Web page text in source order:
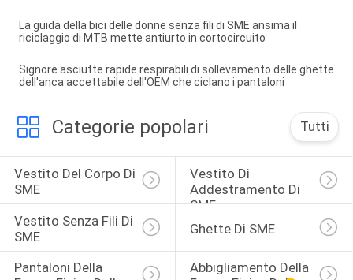
La guida della bici delle donne senza fili di SME ansima il
riciclaggio di MTB mette antiurto in cortocircuito
Signore asciutte rapide respirabili di sollevamento delle ghette
dell'anca accettabile dell'OEM che ciclano i pantaloni
Categorie popolari Tutti
Vestito Del Corpo Di
SME
Vestito Di
Addestramento Di
SME
Vestito Senza Fili Di
SME
Ghette Di SME
Pantaloni Della
Abbigliamento Della